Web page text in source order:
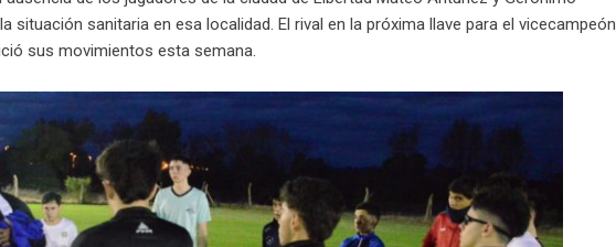
situación sanitaria en esa localidad. El rival en la próxima llave para el vicecampeón
sus movimientos esta semana.